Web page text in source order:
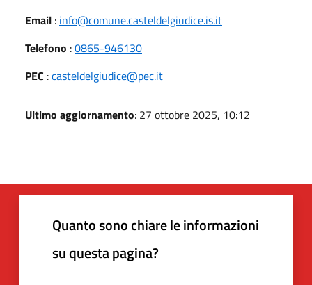
Email : info@comune.casteldelgiudice.is.it
Telefono :0865-946130
PEC :casteldelgiudice@pec.it
Ultimo aggiornamento: 27 ottobre 2025, 10:12
Quanto sono chiare le informazioni
su questa pagina?